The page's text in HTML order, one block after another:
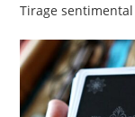
Tirage sentimental